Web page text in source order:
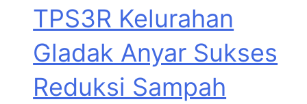
TPS3R Kelurahan
Gladak Anyar Sukses
Reduksi Sampah